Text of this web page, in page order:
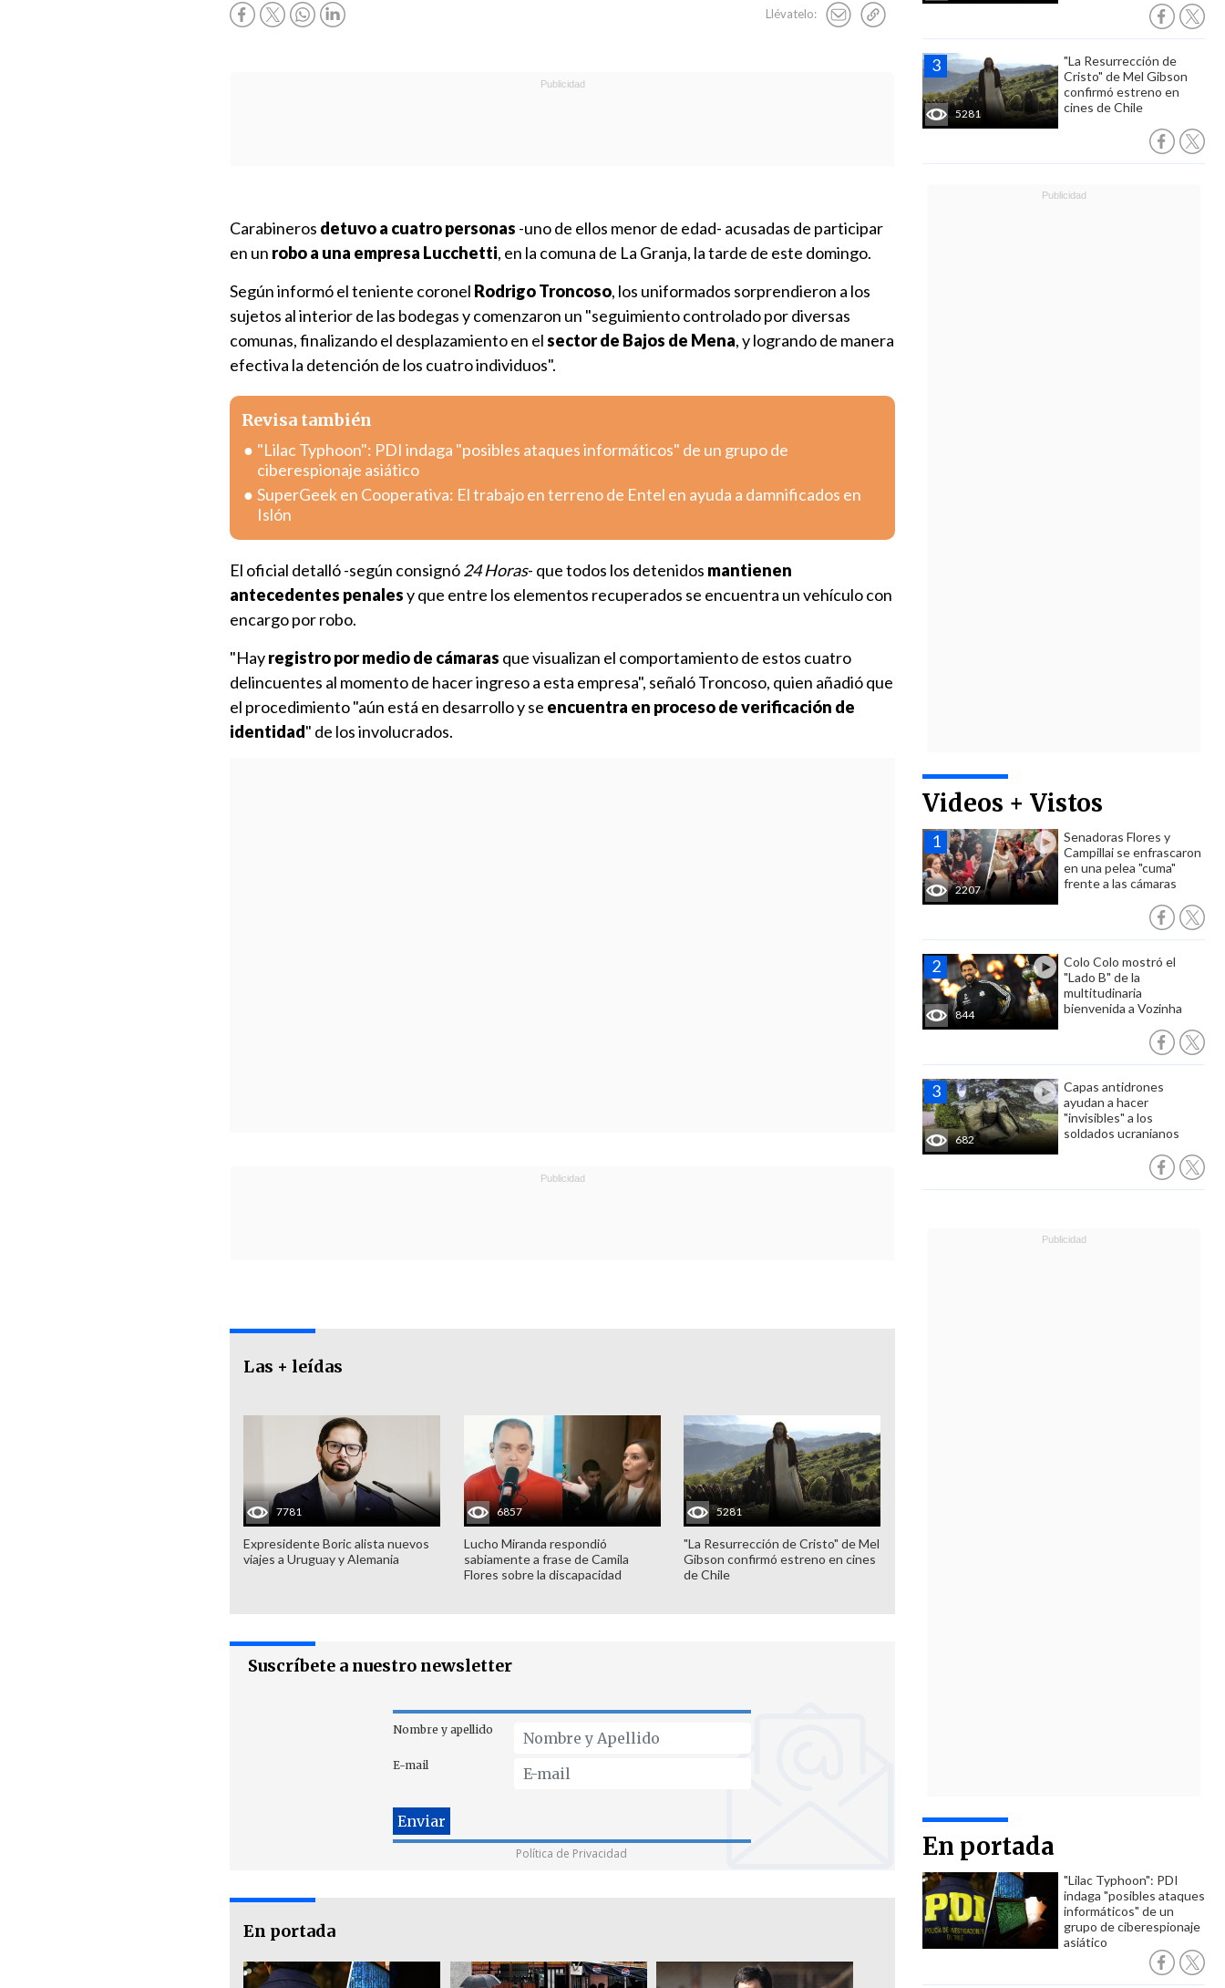
Llévatelo:
5281
"La Resurrección de
Cristo" de Mel Gibson
confirmó estreno en
cines de Chile
Videos + Vistos
2207
Senadoras Flores y
Campillai se enfrascaron
en una pelea "cuma"
frente a las cámaras
844
Colo Colo mostró el
"Lado B" de la
multitudinaria
bienvenida a Vozinha
682
Capas antidrones
ayudan a hacer
"invisibles" a los
soldados ucranianos
En portada
"Lilac Typhoon": PDI
indaga "posibles ataques
informáticos" de un
grupo de ciberespionaje
asiático
Carabineros detuvo a cuatro personas -uno de ellos menor de edad- acusadas de participar
en un robo a una empresa Lucchetti, en la comuna de La Granja, la tarde de este domingo.
Según informó el teniente coronel Rodrigo Troncoso, los uniformados sorprendieron a los
sujetos al interior de las bodegas y comenzaron un "seguimiento controlado por diversas
comunas, finalizando el desplazamiento en elsector de Bajos de Mena, y logrando de manera
efectiva la detención de los cuatro individuos".
Revisa también
"Lilac Typhoon": PDI indaga "posibles ataques informáticos" de un grupo de
ciberespionaje asiático
SuperGeek en Cooperativa: El trabajo en terreno de Entel en ayuda a damnificados en
Islón
El oficial detalló -según consignó24 Horas- que todos los detenidos mantienen
antecedentes penalesy que entre los elementos recuperados se encuentra un vehículo con
encargo por robo.
"Hayregistro por medio de cámaras que visualizan el comportamiento de estos cuatro
delincuentes al momento de hacer ingreso a esta empresa", señaló Troncoso, quien añadió que
el procedimiento "aún está en desarrollo y se encuentra en proceso de verificación de
identidad" de los involucrados.
Las + leídas
7781
Expresidente Boric alista nuevos
viajes a Uruguay y Alemania
6857
Lucho Miranda respondió
sabiamente a frase de Camila
Flores sobre la discapacidad
5281
"La Resurrección de Cristo" de Mel
Gibson confirmó estreno en cines
de Chile
Suscríbete a nuestro newsletter
Nombre y apellido
E-mail
Política de Privacidad
En portada